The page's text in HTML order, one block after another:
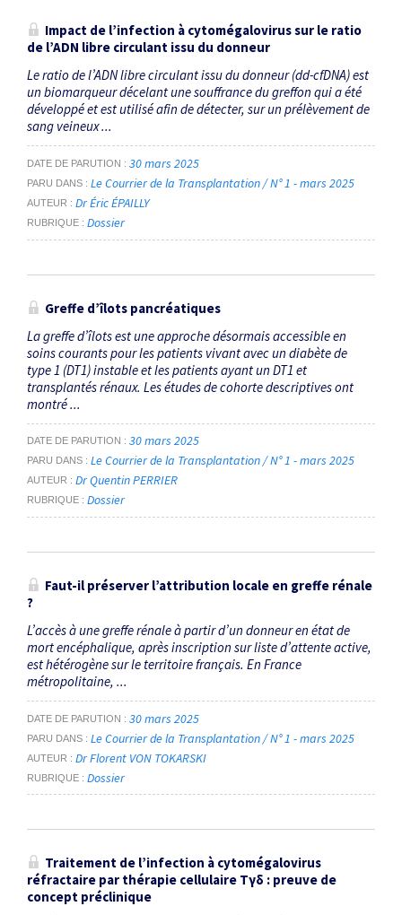
Impact de l’infection à cytomégalovirus sur le ratio
de l’ADN libre circulant issu du donneur
Le ratio de l’ADN libre circulant issu du donneur (dd-cfDNA) est
un biomarqueur décelant une souffrance du greffon qui a été
développé et est utilisé afin de détecter, sur un prélèvement de
sang veineux ...
DATE DE PARUTION 30 mars 2025
PARU DANS Le Courrier de la Transplantation / N° 1 - mars 2025
AUTEUR Dr Éric ÉPAILLY
RUBRIQUE Dossier
Greffe d’îlots pancréatiques
La greffe d’îlots est une approche désormais accessible en
soins courants pour les patients vivant avec un diabète de
type 1 (DT1) instable et les patients ayant un DT1 et
transplantés rénaux. Les études de cohorte descriptives ont
montré ...
DATE DE PARUTION 30 mars 2025
PARU DANS Le Courrier de la Transplantation / N° 1 - mars 2025
AUTEUR Dr Quentin PERRIER
RUBRIQUE Dossier
Faut-il préserver l’attribution locale en greffe rénale
?
L’accès à une greffe rénale à partir d’un donneur en état de
mort encéphalique, après inscription sur liste d’attente active,
est hétérogène sur le territoire français. En France
métropolitaine, ...
DATE DE PARUTION 30 mars 2025
PARU DANS Le Courrier de la Transplantation / N° 1 - mars 2025
AUTEUR Dr Florent VON TOKARSKI
RUBRIQUE Dossier
Traitement de l’infection à cytomégalovirus
réfractaire par thérapie cellulaire Tγδ : preuve de
concept préclinique